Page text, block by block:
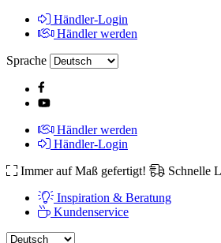
Händler-Login
Händler werden
Sprache
Händler werden
Händler-Login
Immer auf Maß gefertigt!
Schnelle
Inspiration & Beratung
Kundenservice